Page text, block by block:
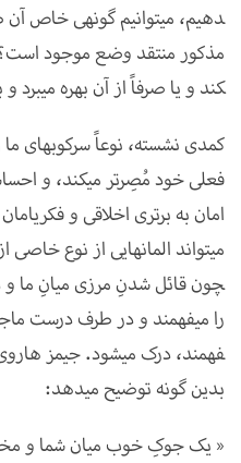
دهیم، می­توانیم گونه­ی خاص
مذکور منتقد وضع موجود است؟
کند و یا صرفاً از آن بهره
کمدی نشسته، نوعاً سرکوب­های ما
فعلی خود مُصِرتر می­کند، و
امان به برتری اخلاقی­ و
چون قائل شدنِ مرزی میانِ ما و
فهمند، درک می­شود. جیمز
بدین گونه توضیح می­دهد:
« یک جوکِ خوب میان شما و